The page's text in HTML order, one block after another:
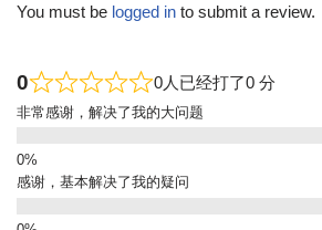
You must be logged in to submit a review.
0 0人已经打了0 分
非常感谢，解决了我的大问题
感谢，基本解决了我的疑问